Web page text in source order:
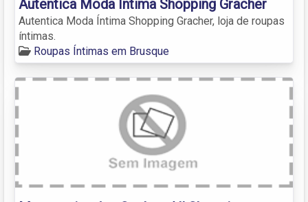
Autentica Moda Íntima Shopping Gracher
Autentica Moda Íntima Shopping Gracher, loja de roupas
íntimas.
Roupas Íntimas em Brusque